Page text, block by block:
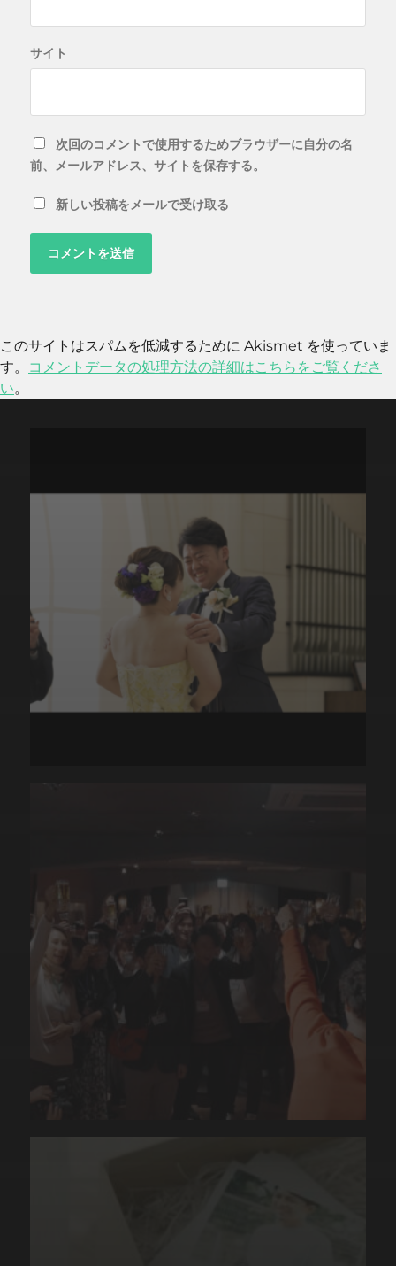
サイト
次回のコメントで使用するためブラウザーに自分の名
前、メールアドレス、サイトを保存する。
新しい投稿をメールで受け取る
このサイトはスパムを低減するために Akismet を使っていま
す。
コメントデータの処理方法の詳細はこちらをご覧くださ
い。